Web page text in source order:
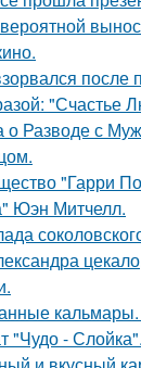
"Счастье
Разводе с
"Гарри
Юэн Митчелл.
кальмары.
"Чудо - Слойка".